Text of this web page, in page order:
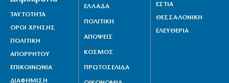
ΤΑΥΤΟΤΗΤΑ
ΟΡΟΙ ΧΡΗΣΗΣ
ΠΟΛΙΤΙΚΗ
ΑΠΟΡΡΗΤΟΥ
ΕΠΙΚΟΙΝΩΝΙΑ
ΔΙΑΦΗΜΙΣΗ
ΕΛΛΑΔΑ
ΠΟΛΙΤΙΚΗ
ΑΠΟΨΕΙΣ
ΚΟΣΜΟΣ
ΠΡΩΤΟΣΕΛΙΔΑ
ΕΣΤΙΑ
ΘΕΣΣΑΛΟΝΙΚΗ
ΕΛΕΥΘΕΡΙΑ